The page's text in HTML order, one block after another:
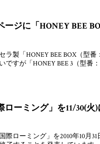
ジに「HONEY BEE
製「HONEY BEE BOX（型番
すが「HONEY BEE 3（型番
ーミング」を11/30(火
ローミング」を2010年10月31